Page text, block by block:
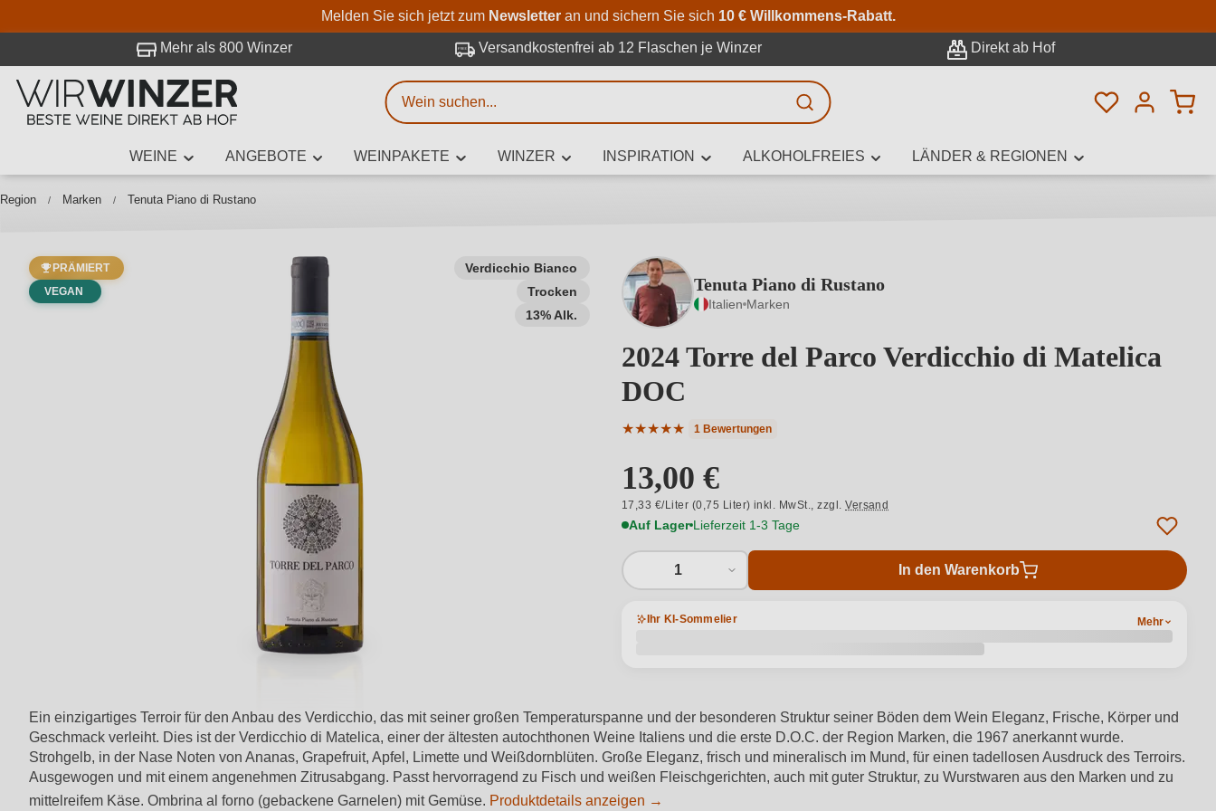
Zum Hauptinhalt springen
Zur Suche springen
Zur Hauptnavigation springen
Melden Sie sich jetzt zum Newsletteran und sichern Sie sich 10 € Willkommens-Rabatt.
Mehr als 800 Winzer Versandkostenfrei ab 12 Flaschen je Winzer Direkt ab Hof
Du hast 0
WEINE ANGEBOTE WEINPAKETE WINZER INSPIRATION ALKOHOLFREIES LÄNDER & REGIONEN
Region Marken Tenuta Piano di Rustano
Verdicchio Bianco
Trocken
13% Alk.
PRÄMIERT
VEGAN
Tenuta Piano di Rustano
Italien Marken
2024 Torre del Parco Verdicchio di Matelica
DOC
★★★★★
Durchschnittliche Bewertung von 5 von 5 Sternen
1 Bewertungen
13,00 €
17,33 €/Liter (0,75 Liter) inkl. MwSt.,zzgl.Versand
Auf Lager Lieferzeit 1-3 Tage
1 In den Warenkorb
Ihr KI-Sommelier Mehr
Ein einzigartiges Terroir für den Anbau des Verdicchio, das mit seiner großen Temperaturspanne und der besonderen Struktur seiner Böden dem Wein Eleganz, Frische, Körper und
Geschmack verleiht. Dies ist der Verdicchio di Matelica, einer der ältesten autochthonen Weine Italiens und die erste D.O.C. der Region Marken, die 1967 anerkannt wurde.
Strohgelb, in der Nase Noten von Ananas, Grapefruit, Apfel, Limette und Weißdornblüten. Große Eleganz, frisch und mineralisch im Mund, für einen tadellosen Ausdruck des Terroirs.
Ausgewogen und mit einem angenehmen Zitrusabgang. Passt hervorragend zu Fisch und weißen Fleischgerichten, auch mit guter Struktur, zu Wurstwaren aus den Marken und zu
mittelreifem Käse. Ombrina al forno (gebackene Garnelen) mit Gemüse. Produktdetails anzeigen →
Weinsuche
Mindestens 3 Zeichen eingeben
Erweiterte Suche
Beschreiben Sie, welchen Wein Sie suchen – ob nach Geschmack, Anlass, Weinnamen,
Rebsorte, Region, Winzer oder anderen Kriterien.
bei WirWinzer.